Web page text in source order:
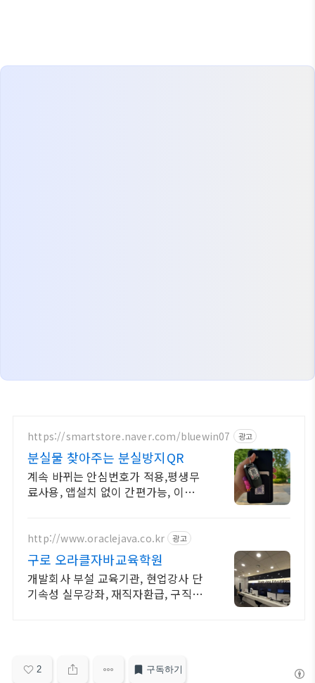
https://smartstore.naver.com/bluewin07 광고
분실물 찾아주는 분실방지QR
계속 바뀌는 안심번호가 적용,평생무
료사용, 앱설치 없이 간편가능, 이쁜
http://www.oraclejava.co.kr 광고
구로 오라클자바교육학원
개발회사 부설 교육기관, 현업강사 단
기속성 실무강좌, 재직자환급, 구직자
2 구독하기